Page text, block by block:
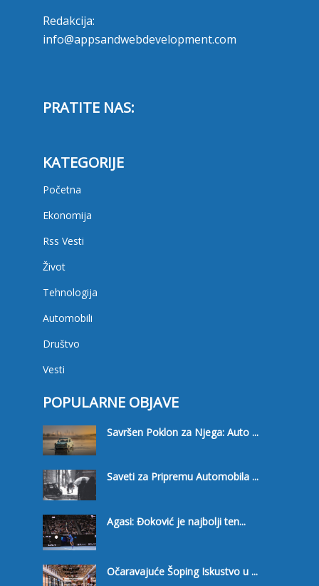
Redakcija:
info@appsandwebdevelopment.com
PRATITE NAS:
KATEGORIJE
Početna
Ekonomija
Rss Vesti
Život
Tehnologija
Automobili
Društvo
Vesti
POPULARNE OBJAVE
Savršen Poklon za Njega: Auto ...
Saveti za Pripremu Automobila ...
Agasi: Đoković je najbolji ten...
Očaravajuće Šoping Iskustvo u ...